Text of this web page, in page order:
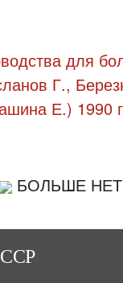
БОЛЬШЕ НЕТ